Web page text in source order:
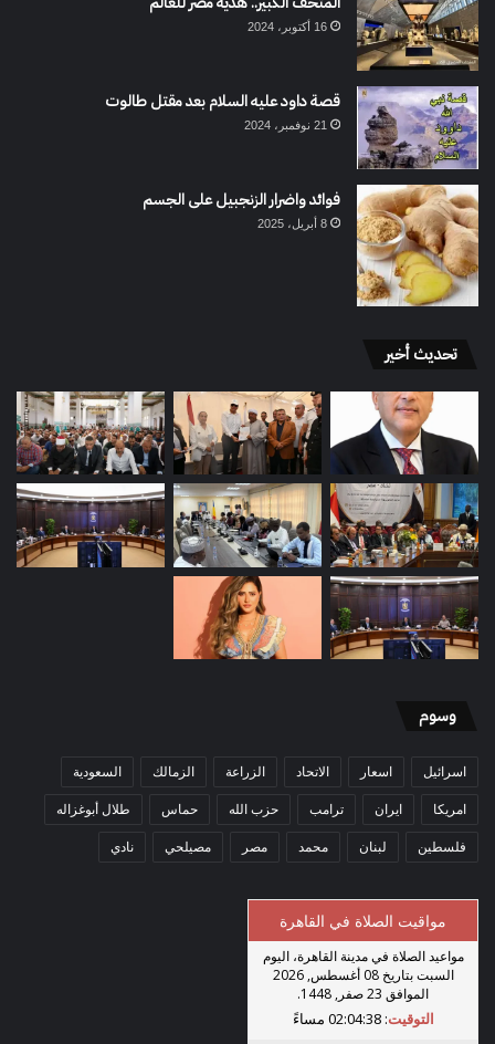
16 أكتوبر، 2024
قصة داود عليه السلام بعد مقتل طالوت
21 نوفمبر، 2024
فوائد واضرار الزنجبيل على الجسم
8 أبريل، 2025
تحديث أخير
وسوم
اسرائيل اسعار الاتحاد الزراعة الزمالك السعودية
امريكا ايران ترامب حزب الله حماس طلال أبوغزاله
فلسطين لبنان محمد مصر مصيلحي نادي